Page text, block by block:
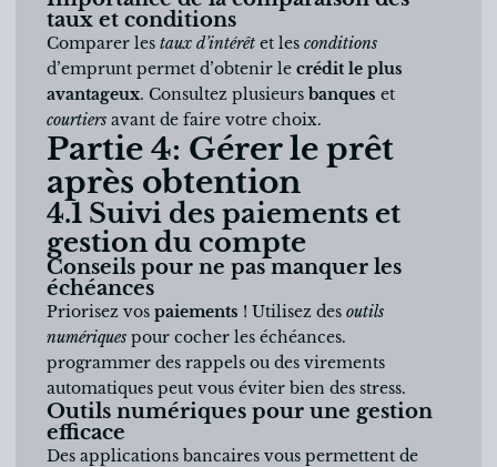
taux et conditions
Comparer les taux d’intérêt et les conditions
d’emprunt permet d’obtenir le crédit le plus
avantageux. Consultez plusieurs banques et
courtiers avant de faire votre choix.
Partie 4: Gérer le prêt
après obtention
4.1 Suivi des paiements et
gestion du compte
Conseils pour ne pas manquer les
échéances
Priorisez vos paiements ! Utilisez des outils
numériques pour cocher les échéances.
programmer des rappels ou des virements
automatiques peut vous éviter bien des stress.
Outils numériques pour une gestion
efficace
Des applications bancaires vous permettent de